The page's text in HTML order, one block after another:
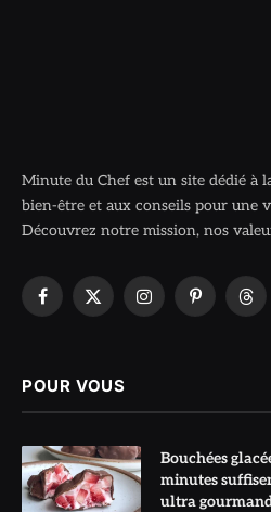
Minute du Chef est un site dédié à
bien-être et aux conseils pour une
Découvrez notre mission, nos
Facebook
X
InstagramPinterest
POUR VOUS
Bouchées
minutes
ultra